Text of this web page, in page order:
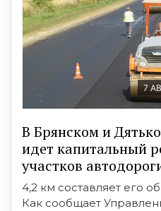
7
В Брянском и
идет капитальный
участков
4,2 км составляет его
Как сообщает